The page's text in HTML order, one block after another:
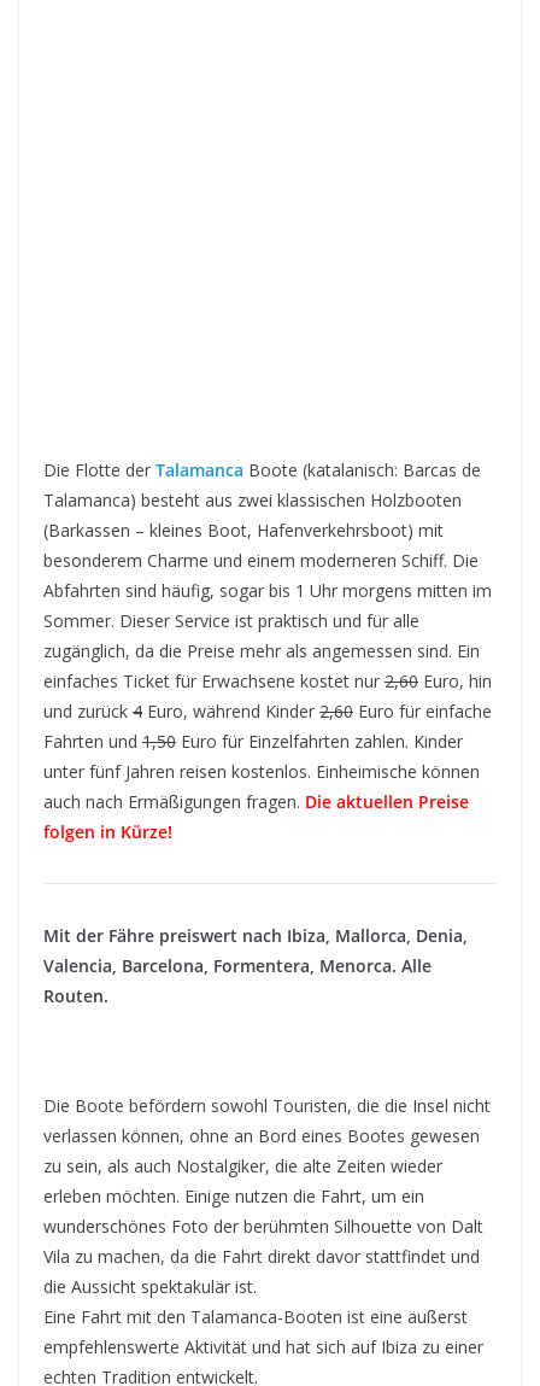
Die Flotte der Talamanca Boote (katalanisch: Barcas de
Talamanca) besteht aus zwei klassischen Holzbooten
(Barkassen – kleines Boot, Hafenverkehrsboot) mit
besonderem Charme und einem moderneren Schiff. Die
Abfahrten sind häufig, sogar bis 1 Uhr morgens mitten im
Sommer. Dieser Service ist praktisch und für alle
zugänglich, da die Preise mehr als angemessen sind. Ein
einfaches Ticket für Erwachsene kostet nur 2,60 Euro, hin
und zurück 4 Euro, während Kinder 2,60 Euro für einfache
Fahrten und 1,50 Euro für Einzelfahrten zahlen. Kinder
unter fünf Jahren reisen kostenlos. Einheimische können
auch nach Ermäßigungen fragen. Die aktuellen Preise
folgen in Kürze!
Mit der Fähre preiswert nach Ibiza, Mallorca, Denia,
Valencia, Barcelona, Formentera, Menorca. Alle
Routen.
Die Boote befördern sowohl Touristen, die die Insel nicht
verlassen können, ohne an Bord eines Bootes gewesen
zu sein, als auch Nostalgiker, die alte Zeiten wieder
erleben möchten. Einige nutzen die Fahrt, um ein
wunderschönes Foto der berühmten Silhouette von Dalt
Vila zu machen, da die Fahrt direkt davor stattfindet und
die Aussicht spektakulär ist.
Eine Fahrt mit den Talamanca-Booten ist eine äußerst
empfehlenswerte Aktivität und hat sich auf Ibiza zu einer
echten Tradition entwickelt.